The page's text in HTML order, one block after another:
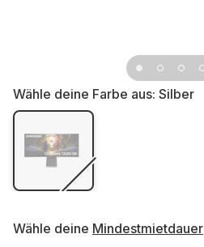
Wähle deine Farbe aus: Silber
Wähle deine Mindestmietdauer